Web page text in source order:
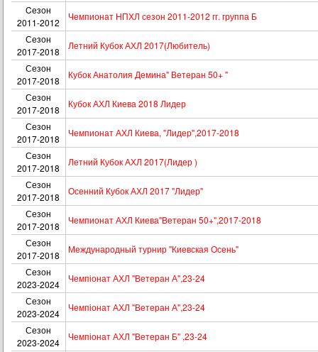
Cезон
2011-2012
Чемпионат НПХЛ сезон 2011-2012 гг. группа Б
Сезон
2017-2018
Летний Кубок АХЛ 2017(Любитель)
Сезон
2017-2018
Кубок Анатолия Демина" Ветеран 50+ "
Сезон
2017-2018
Кубок АХЛ Киева 2018 Лидер
Сезон
2017-2018
Чемпионат АХЛ Киева, "Лидер",2017-2018
Сезон
2017-2018
Летний Кубок АХЛ 2017(Лидер )
Сезон
2017-2018
Осенний Кубок АХЛ 2017 "Лидер"
Сезон
2017-2018
Чемпионат АХЛ Киева"Ветеран 50+",2017-2018
Сезон
2017-2018
Международный турнир "Киевская Осень"
Сезон
2023-2024
Чемпіонат АХЛ "Ветеран А",23-24
Сезон
2023-2024
Чемпіонат АХЛ "Ветеран А",23-24
Сезон
2023-2024
Чемпіонат АХЛ "Ветеран Б" ,23-24